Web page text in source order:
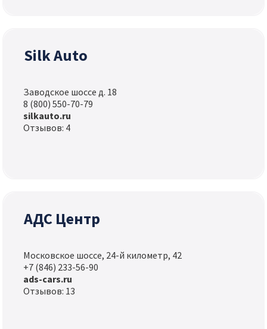
Silk Auto
Заводское шоссе д. 18
8 (800) 550-70-79
silkauto.ru
Отзывов: 4
АДС Центр
Московское шоссе, 24-й километр, 42
+7 (846) 233-56-90
ads-cars.ru
Отзывов: 13